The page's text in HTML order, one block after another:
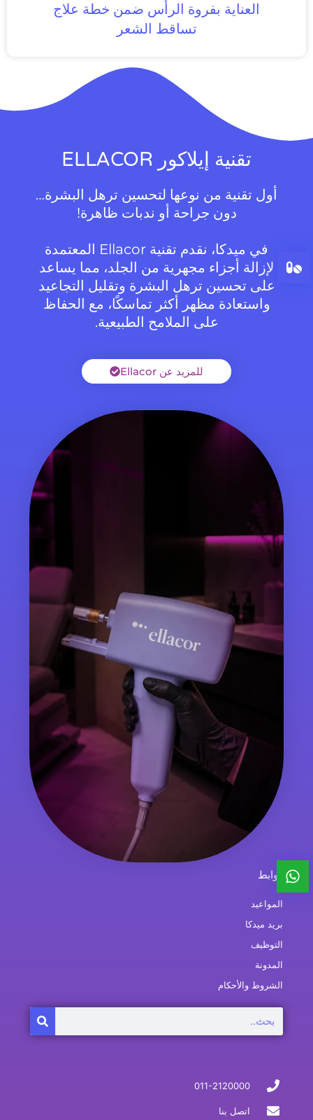
العناية بفروة الرأس ضمن خطة علاج
تساقط الشعر
تقنية إيلاكور ELLACOR
أول تقنية من نوعها لتحسين ترهل البشرة…
دون جراحة أو ندبات ظاهرة!
في ميدكا، نقدم تقنية Ellacor المعتمدة
لإزالة أجزاء مجهرية من الجلد، مما يساعد
على تحسين ترهل البشرة وتقليل التجاعيد
واستعادة مظهر أكثر تماسكًا، مع الحفاظ
على الملامح الطبيعية.
للمزيد عن Ellacor
011-2120000
اتصل بنا
روابط
المواعيد
بريد ميدكا
التوظيف
المدونة
الشروط والأحكام